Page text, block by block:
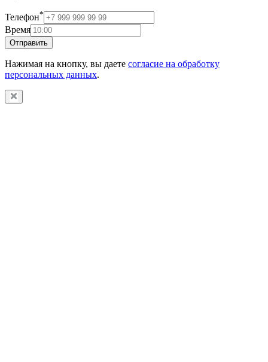
Телефон*
Время
Отправить
Нажимая на кнопку, вы даете согласие на обработку
персональных данных.